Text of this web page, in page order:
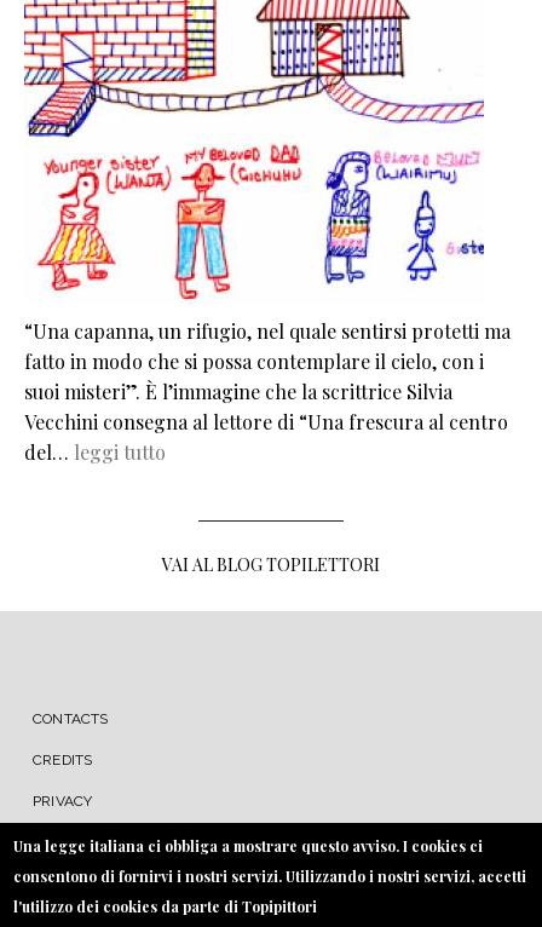
“Una capanna, un rifugio, nel quale sentirsi protetti ma
fatto in modo che si possa contemplare il cielo, con i
suoi misteri”. È l’immagine che la scrittrice Silvia
Vecchini consegna al lettore di “Una frescura al centro
del… leggi tutto
VAI AL BLOG TOPILETTORI
MENU FOOTER
CONTACTS
CREDITS
PRIVACY
COOKIE
Una legge italiana ci obbliga a mostrare questo avviso. I cookies ci
consentono di fornirvi i nostri servizi. Utilizzando i nostri servizi, accetti
l'utilizzo dei cookies da parte di Topipittori